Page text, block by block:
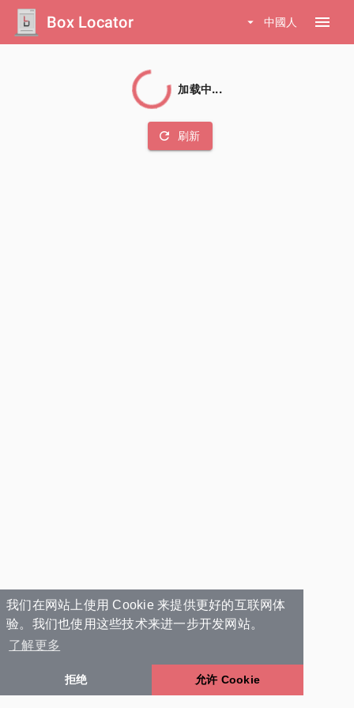
我们在网站上使用 Cookie 来提供更好的互联网体
验。我们也使用这些技术来进一步开发网站。
了解更多
拒绝 允许 Cookie
Box Locator arrow_drop_down 中國人 menu
加载中...
refresh 刷新